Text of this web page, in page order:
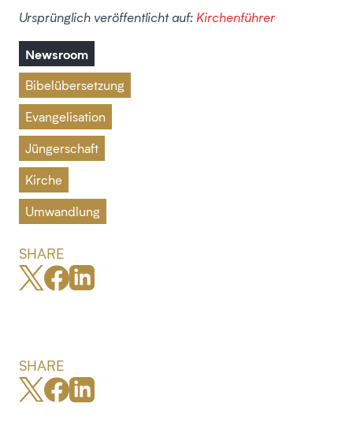
Ursprünglich veröffentlicht auf: Kirchenführer
Newsroom
Bibelübersetzung
Evangelisation
Jüngerschaft
Kirche
Umwandlung
SHARE
SHARE